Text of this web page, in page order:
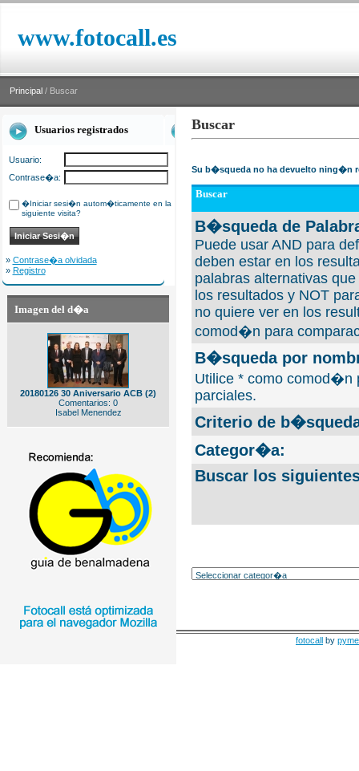
www.fotocall.es
Principal / Buscar
Usuarios registrados
Usuario:
Contrase�a:
�Iniciar sesi�n autom�ticamente en la
siguiente visita?
» Contrase�a olvidada
» Registro
Imagen del d�a
20180126 30 Aniversario ACB (2)
Comentarios: 0
Isabel Menendez
Buscar
Su b�squeda no ha devuelto ning�n
Buscar
B�squeda de
Puede usar AND para
deben estar en los
palabras alternativas
los resultados y NOT
no quiere ver en los
comod�n para
B�squeda por
Utilice * como comod�n
parciales.
Criterio de
Categor�a:
Buscar los
fotocall by